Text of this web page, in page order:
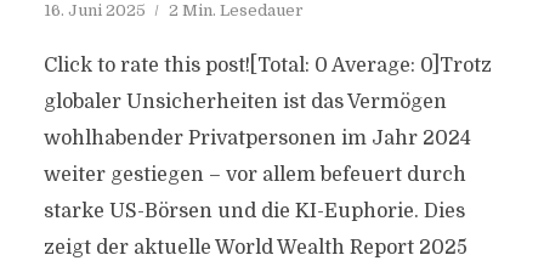
16. Juni 2025 2 Min. Lesedauer
Click to rate this post![Total: 0 Average: 0]Trotz
globaler Unsicherheiten ist das Vermögen
wohlhabender Privatpersonen im Jahr 2024
weiter gestiegen – vor allem befeuert durch
starke US-Börsen und die KI-Euphorie. Dies
zeigt der aktuelle World Wealth Report 2025